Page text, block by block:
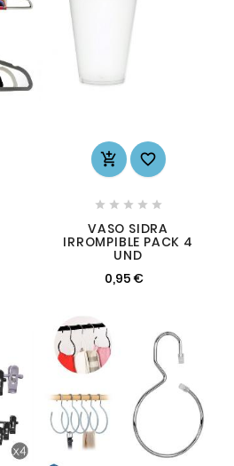
 
    
VASO SIDRA
IRROMPIBLE PACK 4
UND
0,95 €